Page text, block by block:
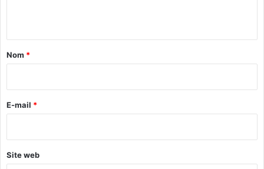
a
e
Nom *
E-mail *
Site web